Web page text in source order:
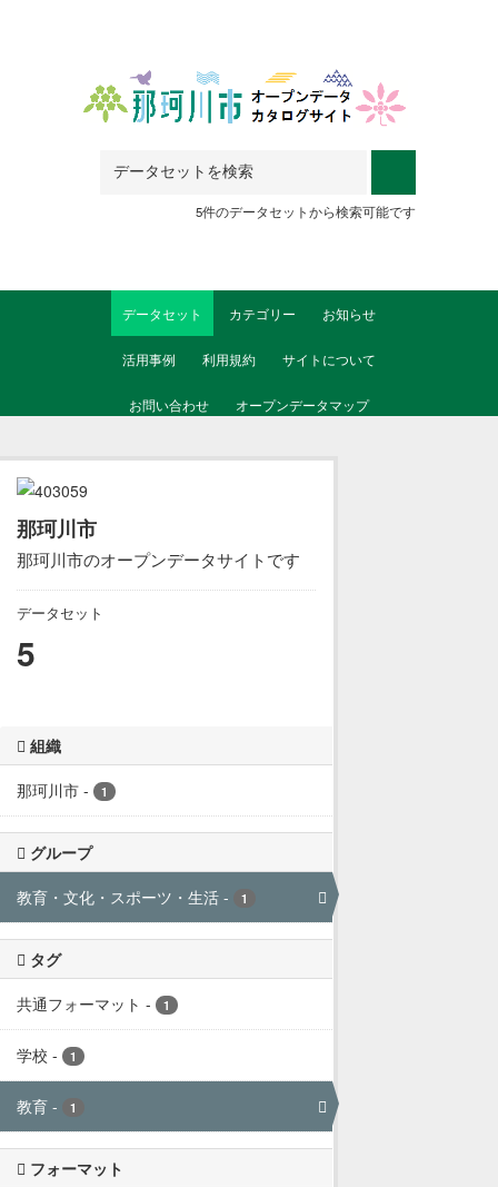
5件のデータセットから検索可能です
データセット カテゴリー お知らせ
活用事例 利用規約 サイトについて
お問い合わせ オープンデータマップ
那珂川市
那珂川市のオープンデータサイトです
データセット
5
組織
那珂川市 - 1
グループ
教育・文化・スポーツ・生活 - 1
タグ
共通フォーマット - 1
学校 - 1
教育 - 1
フォーマット